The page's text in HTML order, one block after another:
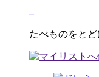
たべものをと